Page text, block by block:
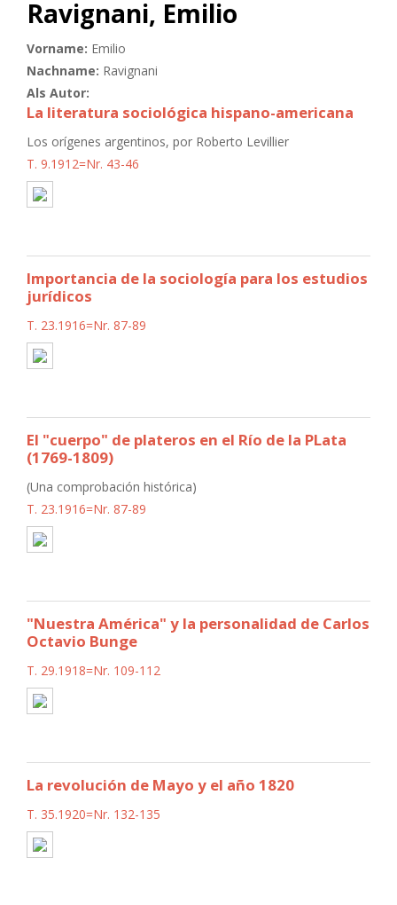
Ravignani, Emilio
Vorname: Emilio
Nachname: Ravignani
Als Autor:
La literatura sociológica hispano-americana
Los orígenes argentinos, por Roberto Levillier
T. 9.1912=Nr. 43-46
Importancia de la sociología para los estudios
jurídicos
T. 23.1916=Nr. 87-89
El "cuerpo" de plateros en el Río de la PLata
(1769-1809)
(Una comprobación histórica)
T. 23.1916=Nr. 87-89
"Nuestra América" y la personalidad de Carlos
Octavio Bunge
T. 29.1918=Nr. 109-112
La revolución de Mayo y el año 1820
T. 35.1920=Nr. 132-135